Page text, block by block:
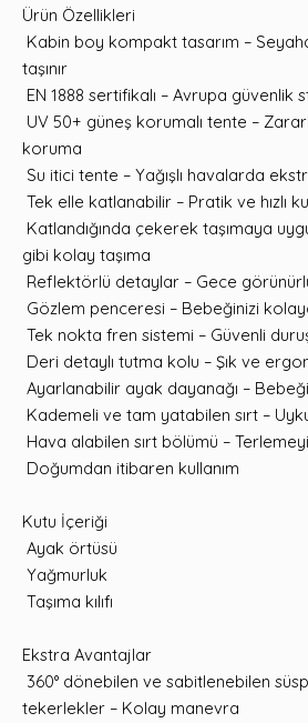
Ürün Özellikleri
Kabin boy kompakt tasarım –
taşınır
EN 1888 sertifikalı – Avrupa güvenlik
UV 50+ güneş korumalı tente –
koruma
Su itici tente – Yağışlı havalarda
Tek elle katlanabilir – Pratik ve hızlı
Katlandığında çekerek taşımaya
gibi kolay taşıma
Reflektörlü detaylar – Gece
Gözlem penceresi – Bebeğinizi
Tek nokta fren sistemi – Güvenli
Deri detaylı tutma kolu – Şık ve
Ayarlanabilir ayak dayanağı –
Kademeli ve tam yatabilen sırt –
Hava alabilen sırt bölümü –
Doğumdan itibaren kullanım
Kutu İçeriği
Ayak örtüsü
Yağmurluk
Taşıma kılıfı
Ekstra Avantajlar
360° dönebilen ve sabitlenebilen
tekerlekler – Kolay manevra